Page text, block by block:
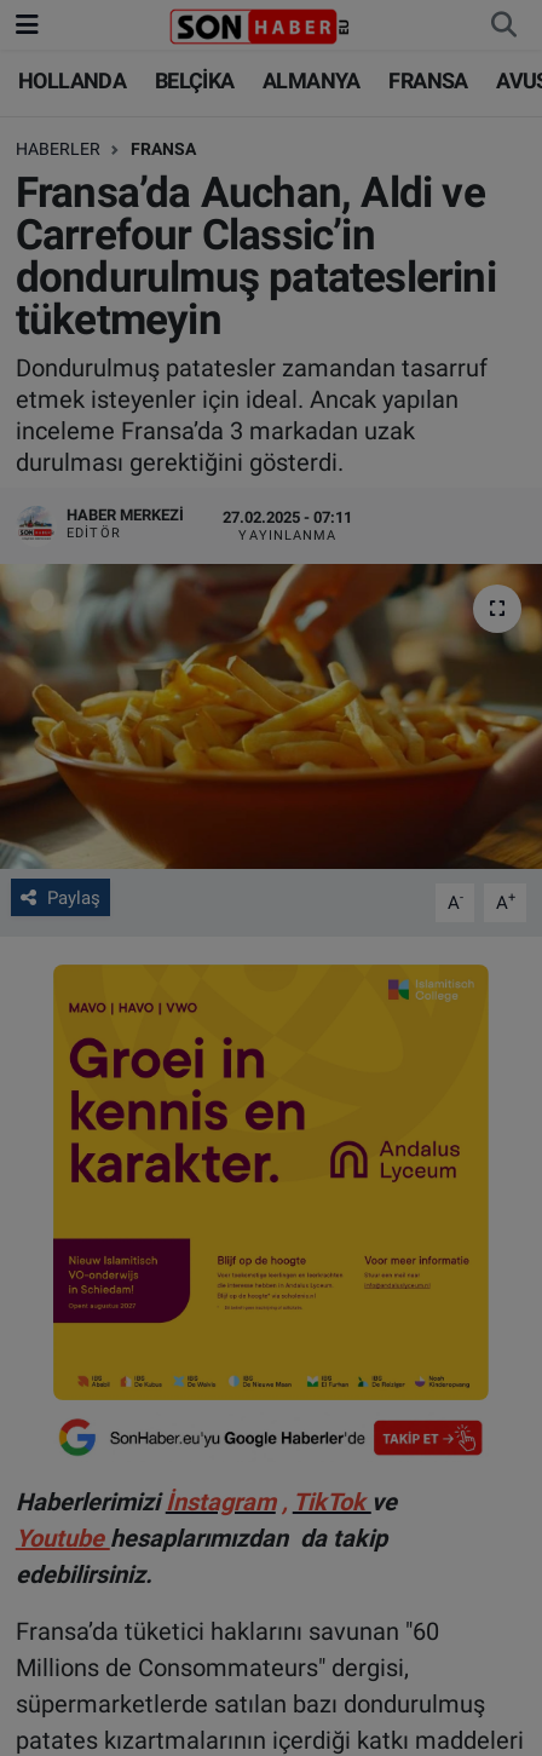
HOLLANDA BELÇİKA ALMANYA FRANSA
HABERLER FRANSA
Fransa’da Auchan, Aldi ve
Carrefour Classic’in
dondurulmuş patateslerini
tüketmeyin
Dondurulmuş patatesler zamandan tasarruf
etmek isteyenler için ideal. Ancak yapılan
inceleme Fransa’da 3 markadan uzak
durulması gerektiğini gösterdi.
HABER MERKEZI
EDITÖR
27.02.2025 - 07:11
YAYINLANMA
Paylaş A- A+
Haberlerimizi İnstagram , TikTok ve
Youtube hesaplarımızdan da takip
edebilirsiniz.
Fransa’da tüketici haklarını savunan "60
Millions de Consommateurs" dergisi,
süpermarketlerde satılan bazı dondurulmuş
patates kızartmalarının içerdiği katkı maddeleri
HOLLANDA
BELÇİKA
ALMANYA
FRANSA
AVUSTURYA
SAĞLIK - YAŞAM
BİLİM-TEKNOLOJİ
HOLLANDA
BELÇİKA
ALMANYA
TÜRKİYE
DÜNYA
BİLİM-TEKNOLOJİ
SAĞLIK
FOTO GALERİ
VIDEO GALERİ
ALGEMENE VOORWAARDEN
CONTACT
Çerez Politikası
Nöbetçi Eczaneler
Hava Durumu
Trafik Durumu
Süper Lig Puan Durumu ve Fikstür
Tüm Manşetler
Son Dakika Haberleri
Haber Arşivi